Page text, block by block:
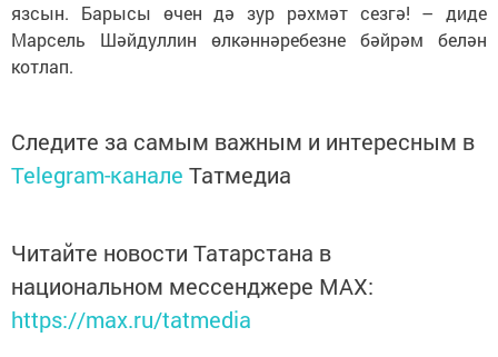
язсын. Барысы өчен дә зур рәхмәт сезгә! – диде
Марсель Шәйдуллин өлкәннәребезне бәйрәм белән
котлап.
Следите за самым важным и интересным в
Telegram-канале Татмедиа
Читайте новости Татарстана в
национальном мессенджере MАХ:
https://max.ru/tatmedia